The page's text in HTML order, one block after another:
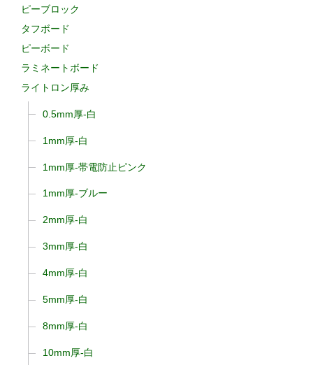
ピーブロック
タフボード
ピーボード
ラミネートボード
ライトロン厚み
0.5mm厚-白
1mm厚-白
1mm厚-帯電防止ピンク
1mm厚-ブルー
2mm厚-白
3mm厚-白
4mm厚-白
5mm厚-白
8mm厚-白
10mm厚-白